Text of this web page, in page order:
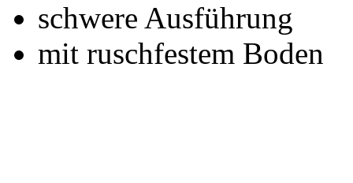
schwere Ausführung
mit ruschfestem Boden